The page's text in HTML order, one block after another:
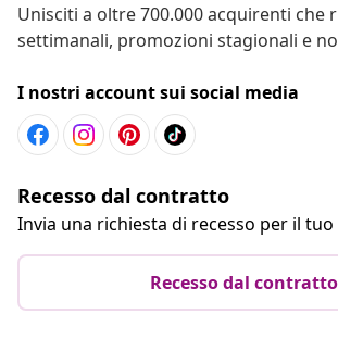
Unisciti a oltre 700.000 acquirenti che
settimanali, promozioni stagionali e
I nostri account sui social media
Recesso dal contratto
Invia una richiesta di recesso per il
Recesso dal contratto